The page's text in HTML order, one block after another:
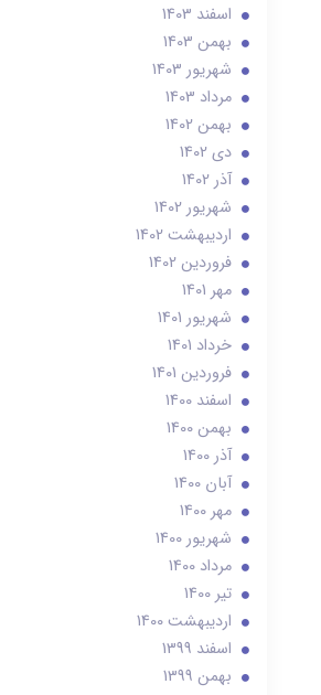
اسفند 1403
بهمن 1403
شهریور 1403
مرداد 1403
بهمن 1402
دی 1402
آذر 1402
شهریور 1402
ارديبهشت 1402
فروردین 1402
مهر 1401
شهریور 1401
خرداد 1401
فروردین 1401
اسفند 1400
بهمن 1400
آذر 1400
آبان 1400
مهر 1400
شهریور 1400
مرداد 1400
تير 1400
ارديبهشت 1400
اسفند 1399
بهمن 1399